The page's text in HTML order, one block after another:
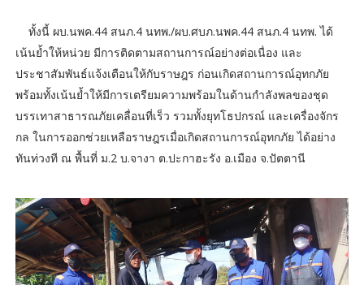
ทั้งนี้ ผบ.นพค.44 สนภ.4 นทพ./ผบ.ศบภ.นพค.44 สนภ.4 นทพ. ได้
เน้นย้ำให้หน่วย มีการติดตามสถานการณ์อย่างต่อเนื่อง และ
ประชาสัมพันธ์แจ้งเตือนให้กับราษฎร ก่อนเกิดสถานการณ์อุทกภัย
พร้อมทั้งเน้นย้ำให้มีการเตรียมความพร้อมในด้านกำลังพลของชุด
บรรเทาสาธารณภัยเคลื่อนที่เร็ว รวมทั้งยุทโธปกรณ์ และเครื่องจักร
กล ในการออกช่วยเหลือราษฎรเมื่อเกิดสถานการณ์อุทกภัย ได้อย่าง
ทันท่วงที ณ พื้นที่ ม.2 บ.จางา ต.ปะกาฮะรัง อ.เมือง จ.ปัตตานี